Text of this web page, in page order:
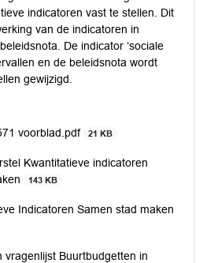
indicatoren vast te stellen. Dit
van de indicatoren in
De indicator ‘sociale
en de beleidsnota wordt
gewijzigd.
voorblad.pdf
21 KB
Kwantitatieve indicatoren
143 KB
Indicatoren Samen stad maken
vragenlijst Buurtbudgetten in